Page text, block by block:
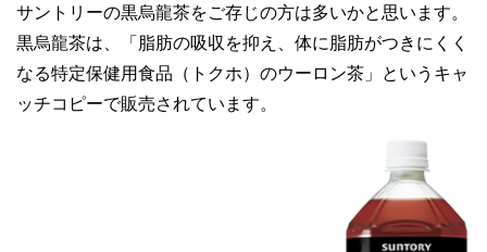
サントリーの黒烏龍茶をご存じの方は多いかと思います。
黒烏龍茶は、「脂肪の吸収を抑え、体に脂肪がつきにくく
なる特定保健用食品（トクホ）のウーロン茶」というキャ
ッチコピーで販売されています。